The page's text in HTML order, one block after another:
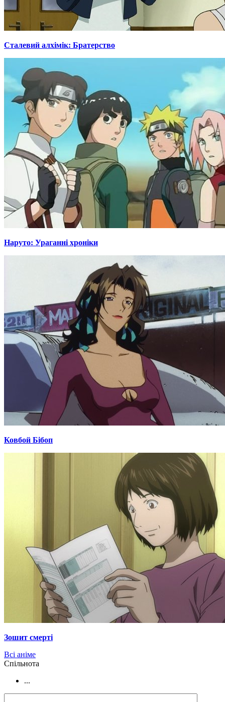
Сталевий алхімік: Братерство
Наруто: Ураганні хроніки
Ковбой Бібоп
Зошит смерті
Всі аніме
Cпільнота
...